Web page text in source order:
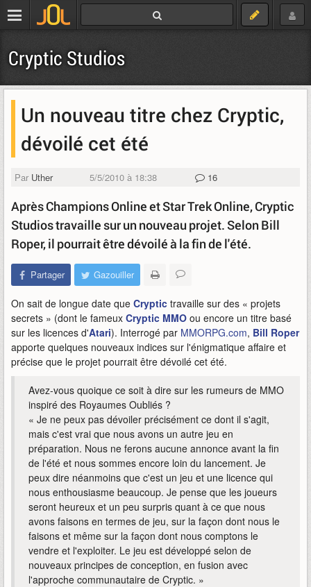
Cryptic Studios
Un nouveau titre chez Cryptic,
dévoilé cet été
Par Uther 5/5/2010 à 18:38 16
Après Champions Online et Star Trek Online, Cryptic
Studios travaille sur un nouveau projet. Selon Bill
Roper, il pourrait être dévoilé à la fin de l'été.
Partager Gazouiller
On sait de longue date que Cryptic travaille sur des « projets
secrets » (dont le fameux Cryptic MMO ou encore un titre basé
sur les licences d'Atari). Interrogé par MMORPG.com, Bill Roper
apporte quelques nouveaux indices sur l'énigmatique affaire et
précise que le projet pourrait être dévoilé cet été.
Avez-vous quoique ce soit à dire sur les rumeurs de MMO
inspiré des Royaumes Oubliés ?
« Je ne peux pas dévoiler précisément ce dont il s'agit,
mais c'est vrai que nous avons un autre jeu en
préparation. Nous ne ferons aucune annonce avant la fin
de l'été et nous sommes encore loin du lancement. Je
peux dire néanmoins que c'est un jeu et une licence qui
nous enthousiasme beaucoup. Je pense que les joueurs
seront heureux et un peu surpris quant à ce que nous
avons faisons en termes de jeu, sur la façon dont nous le
faisons et même sur la façon dont nous comptons le
vendre et l'exploiter. Le jeu est développé selon de
nouveaux principes de conception, en fusion avec
l'approche communautaire de Cryptic. »